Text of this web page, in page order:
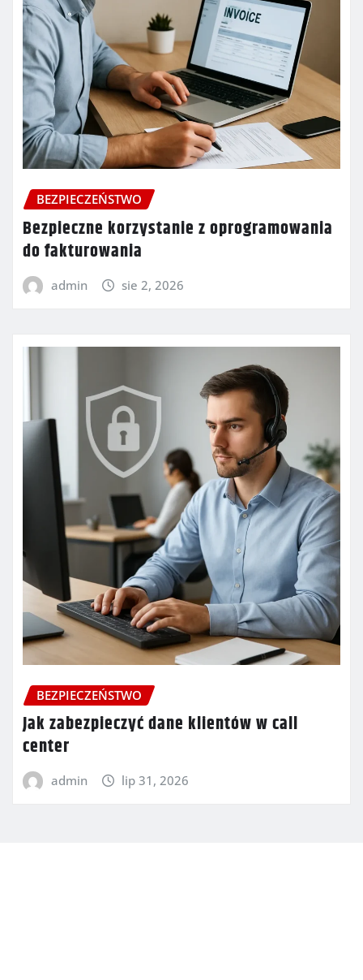
BEZPIECZEŃSTWO
Bezpieczne korzystanie z oprogramowania
do fakturowania
admin sie 2, 2026
BEZPIECZEŃSTWO
Jak zabezpieczyć dane klientów w call
center
admin lip 31, 2026